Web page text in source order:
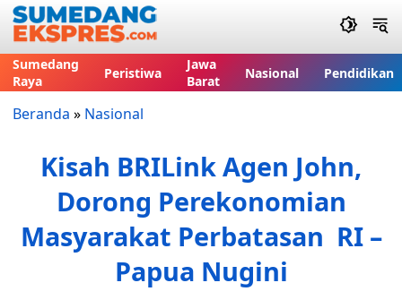
Sumedang
Raya
Peristiwa
Jawa
Barat
Nasional Pendidikan
Beranda » Nasional
Kisah BRILink Agen John,
Dorong Perekonomian
Masyarakat Perbatasan RI –
Papua Nugini